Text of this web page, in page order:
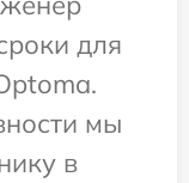
для
мы
в